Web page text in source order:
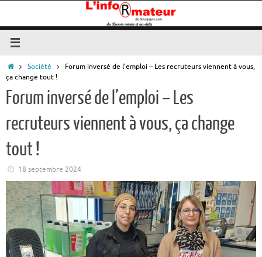
contenu
Accueil
Société
Forum inversé de l’emploi – Les recruteurs viennent à vous,
ça change tout !
Forum inversé de l’emploi – Les
recruteurs viennent à vous, ça change
tout !
18 septembre 2024